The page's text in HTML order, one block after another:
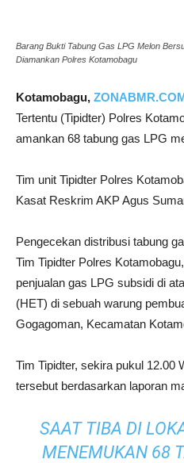
Barang Bukti Tabung Gas LPG Melon
Diamankan Polres Kotamobagu
Kotamobagu,
Tertentu (Tipidter) Polres
amankan 68 tabung gas LPG
Tim unit Tipidter Polres
Kasat Reskrim AKP Agus
Pengecekan distribusi tabung
Tim Tipidter Polres
penjualan gas LPG subsidi di
(HET) di sebuah warung
Gogagoman, Kecamatan
Tim Tipidter, sekira pukul 12.00
tersebut berdasarkan laporan
SAAT TIBA DI
MENEMUKAN 68